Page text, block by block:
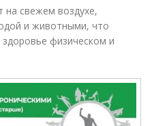
на свежем воздухе,
и животными, что
физическом и